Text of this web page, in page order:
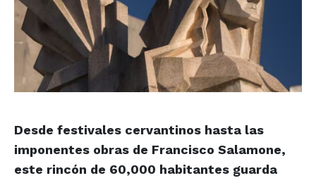
Desde festivales cervantinos hasta las
imponentes obras de Francisco Salamone,
este rincón de 60,000 habitantes guarda